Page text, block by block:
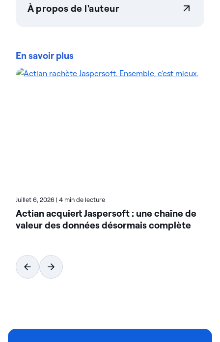
À propos de l'auteur
l'amélioration de la culture d'entreprise. Forte d'une
mis en œuvre les meilleures pratiques mondiales
En savoir plus
Juillet 6, 2026 | 4 min de lecture
Actian acquiert Jaspersoft : une chaîne de
valeur des données désormais complète